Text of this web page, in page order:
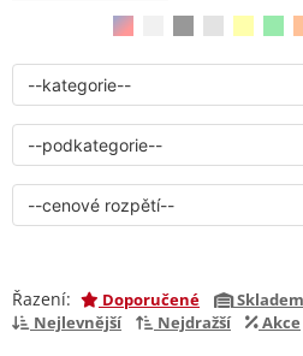
Řazení: Doporučené Skladem
Nejlevnější
Nejdražší Akce